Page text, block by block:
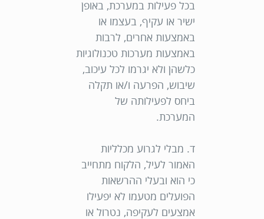
בכל פעילות במערכת, באופן
ישיר או עקיף, בעצמו או
באמצעות אחרים, לרבות
באמצעות מערכות טכנולוגיות
כלשהן ולא יגרמו לכל עיכוב,
שיבוש, הפרעה ו/או תקלה
ביחס לפעילותה של
המערכת.
ד. מבלי לגרוע מכלליות
האמור לעיל, הלקוח מתחייב
כי הוא ובעלי ההרשאות
הפועלים מטעמו לא יפעילו
אמצעים לעקיפה, נטרול או